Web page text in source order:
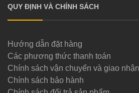
QUY ĐỊNH VÀ CHÍNH SÁCH
Hướng dẫn đặt hàng
Các phương thức thanh toán
Chính sách vận chuyển và giao
Chính sách bảo hành